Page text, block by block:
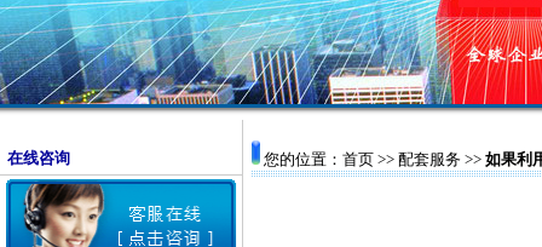
在线咨询 您的位置： 首页>> 配套服务>>如果利